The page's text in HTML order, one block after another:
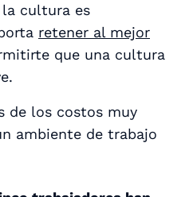
la cultura es
retener al mejor
que una cultura
de los costos muy
ambiente de trabajo